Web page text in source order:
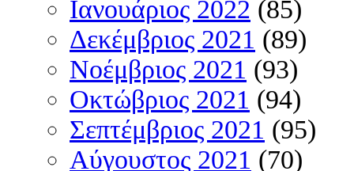
Ιανουάριος 2022 (85)
Δεκέμβριος 2021 (89)
Νοέμβριος 2021 (93)
Οκτώβριος 2021 (94)
Σεπτέμβριος 2021 (95)
Αύγουστος 2021 (70)